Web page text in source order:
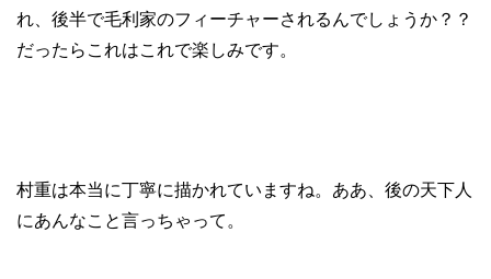
れ、後半で毛利家のフィーチャーされるんでしょうか？？
だったらこれはこれで楽しみです。
村重は本当に丁寧に描かれていますね。ああ、後の天下人
にあんなこと言っちゃって。